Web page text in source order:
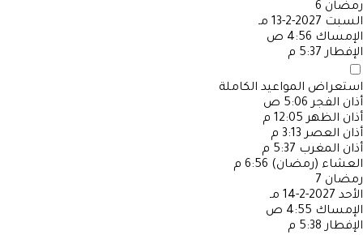
رمضان 6
السبت 2027-2-13 مـ
الإمساك 4:56 ص
الإفطار 5:37 م
استعراض المواعيد الكاملة
أذان الفجر 5:06 ص
أذان الظهر 12:05 م
أذان العصر 3:13 م
أذان المغرب 5:37 م
العشاء (رمضان) 6:56 م
رمضان 7
الأحد 2027-2-14 مـ
الإمساك 4:55 ص
الإفطار 5:38 م